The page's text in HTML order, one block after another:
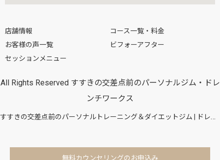
店舗情報
コース一覧・料金
お客様の声一覧
ビフォーアフター
セッションメニュー
All Rights Reserved すすきの交差点前のパーソナルジム・ドレ
ンチワークス
すすきの交差点前のパーソナルトレーニング＆ダイエットジム | ドレンチワークス
無料カウンセリングのお申込み